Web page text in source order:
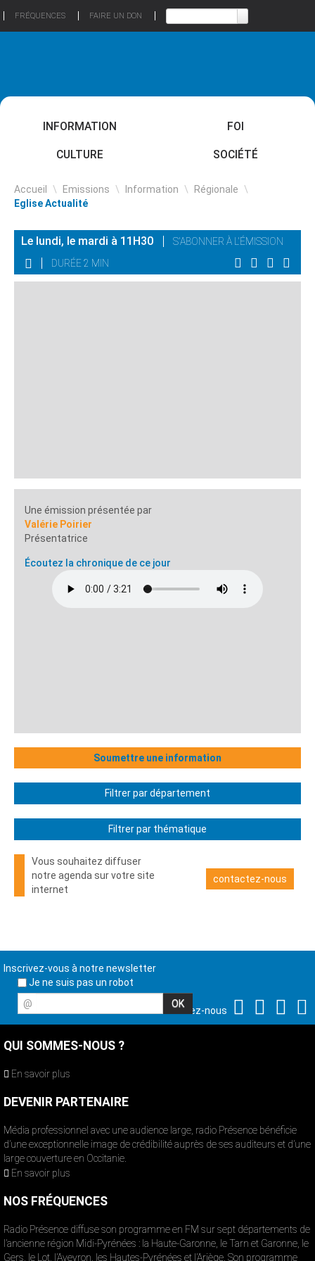
FRÉQUENCES FAIRE UN DON
INFORMATION FOI
CULTURE SOCIÉTÉ
Accueil \ Emissions \ Information \ Régionale \
Eglise Actualité
Le lundi, le mardi à 11H30
S'ABONNER À L'ÉMISSION
DURÉE 2 MIN
Une émission présentée par
Valérie Poirier
Présentatrice
Écoutez la chronique de ce jour
Soumettre une information
Filtrer par département
Filtrer par thématique
Vous souhaitez diffuser
notre agenda sur votre site
internet
contactez-nous
Inscrivez-vous à notre newsletter
Je ne suis pas un robot
@
Suivez-nous
QUI SOMMES-NOUS ?
En savoir plus
DEVENIR PARTENAIRE
Média professionnel avec une audience large, radio Présence bénéficie
d’une exceptionnelle image de crédibilité auprès de ses auditeurs et d’une
large couverture en Occitanie.
En savoir plus
NOS FRÉQUENCES
Radio Présence diffuse son programme en FM sur sept départements de
l’ancienne région Midi-Pyrénées : la Haute-Garonne, le Tarn et Garonne, le
Gers, le Lot, l’Aveyron, les Hautes-Pyrénées et l’Ariège. Son programme